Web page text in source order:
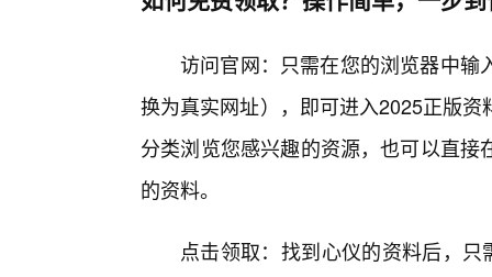
访问官网：只需在您的浏览器中输
换为真实网址），即可进入2025正版
分类浏览您感兴趣的资源，也可以直
的资料。
点击领取：找到心仪的资料后，